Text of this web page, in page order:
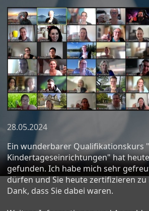
28.05.2024
Ein wunderbarer Qualifikationskurs
Kindertageseinrichtungen" hat
gefunden. Ich habe mich sehr
dürfen und Sie heute zertifizieren
Dank, dass Sie dabei waren.